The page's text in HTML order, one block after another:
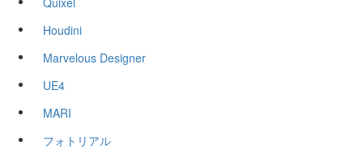
Houdini
Marvelous Designer
UE4
MARI
フォトリアル